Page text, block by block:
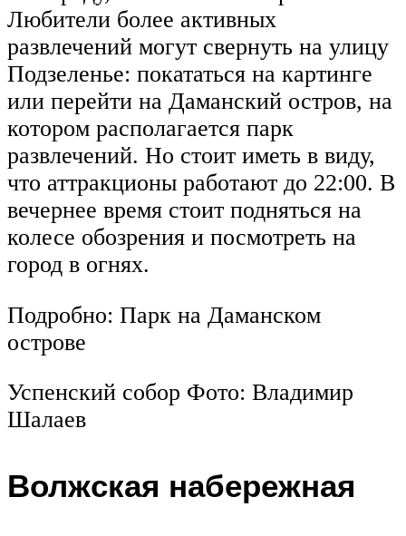
Любители более активных
развлечений могут свернуть на улицу
Подзеленье: покататься на картинге
или перейти на Даманский остров, на
котором располагается парк
развлечений. Но стоит иметь в виду,
что аттракционы работают до 22:00. В
вечернее время стоит подняться на
колесе обозрения и посмотреть на
город в огнях.
Подробно: Парк на Даманском
острове
Успенский собор Фото: Владимир
Шалаев
Волжская набережная